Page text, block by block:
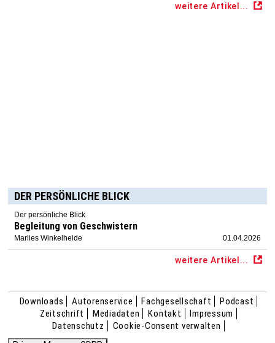
weitere Artikel...
DER PERSÖNLICHE BLICK
Der persönliche Blick
Begleitung von Geschwistern
Marlies Winkelheide 01.04.2026
weitere Artikel...
Downloads Autorenservice Fachgesellschaft
Podcast
Zeitschrift
Mediadaten Kontakt
Impressum
Datenschutz
Cookie-Consent verwalten